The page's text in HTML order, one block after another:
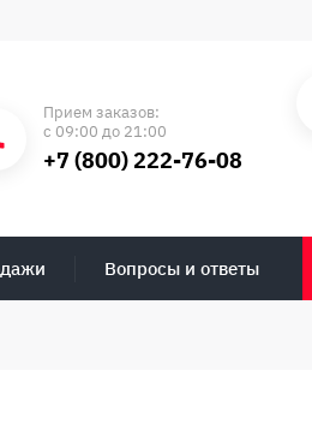
Прием заказов:
с 09:00 до 21:00
+7 (800) 222-76-08
Вопросы и ответы